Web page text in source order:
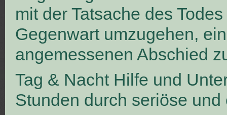
mit der Tatsache des
Gegenwart umzugehen,
angemessenen Abschied
Tag & Nacht Hilfe und
Stunden durch seriöse